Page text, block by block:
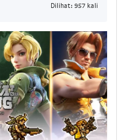
Dilihat: 957 kali